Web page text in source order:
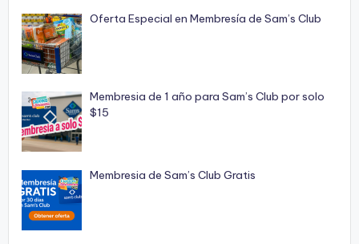
Oferta Especial en Membresía de Sam’s Club
Membresia de 1 año para Sam’s Club por solo
$15
Membresia de Sam’s Club Gratis